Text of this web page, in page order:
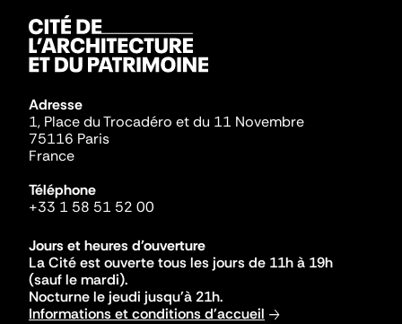
Adresse
1, Place du Trocadéro et du 11 Novembre
75116 Paris
France
Téléphone
+33 1 58 51 52 00
Jours et heures d'ouverture
La Cité est ouverte tous les jours de 11h à 19h
(sauf le mardi).
Nocturne le jeudi jusqu'à 21h.
Informations et conditions d'accueil